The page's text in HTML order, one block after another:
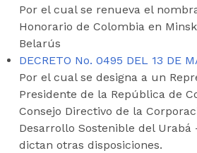
Por el cual se renueva el
Honorario de Colombia en
Belarús
DECRETO No. 0495 DEL 13 DE
Por el cual se designa a un
Presidente de la República de
Consejo Directivo de la
Desarrollo Sostenible del Urabá -
dictan otras disposiciones.